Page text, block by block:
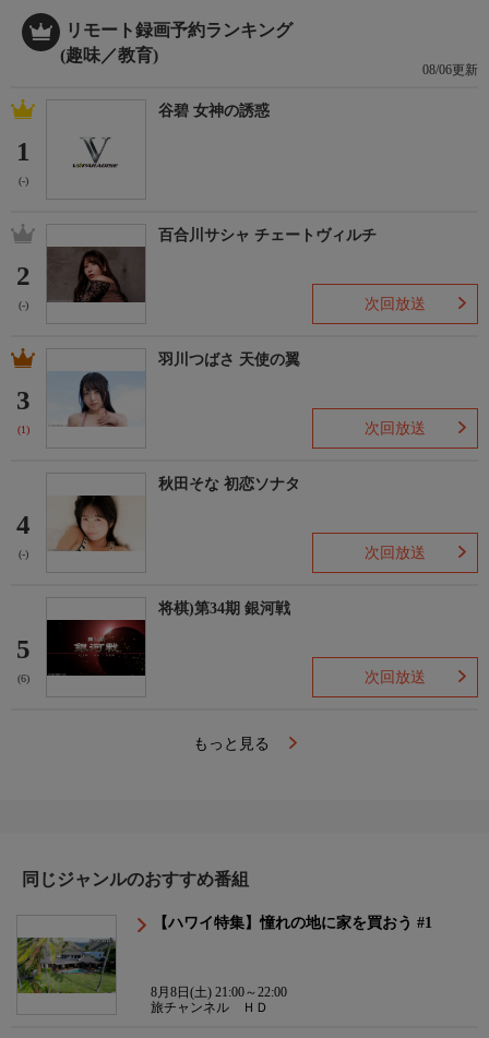
リモート録画予約ランキング
(趣味／教育)
08/06更新
1
(-)
谷碧 女神の誘惑
2
(-)
百合川サシャ チェートヴィルチ
次回放送
3
(1)
羽川つばさ 天使の翼
次回放送
4
(-)
秋田そな 初恋ソナタ
次回放送
5
(6)
将棋)第34期 銀河戦
次回放送
もっと見る
同じジャンルのおすすめ番組
【ハワイ特集】憧れの地に家を買おう #1
8月8日(土) 21:00～22:00
旅チャンネル ＨＤ